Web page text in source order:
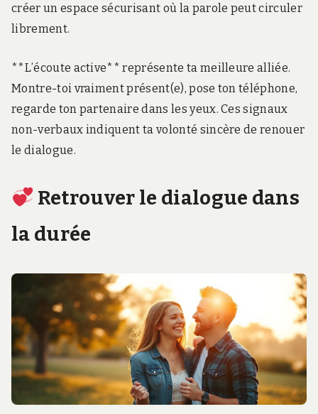
créer un espace sécurisant où la parole peut circuler
librement.
**L’écoute active** représente ta meilleure alliée.
Montre-toi vraiment présent(e), pose ton téléphone,
regarde ton partenaire dans les yeux. Ces signaux
non-verbaux indiquent ta volonté sincère de renouer
le dialogue.
Retrouver le dialogue dans
la durée